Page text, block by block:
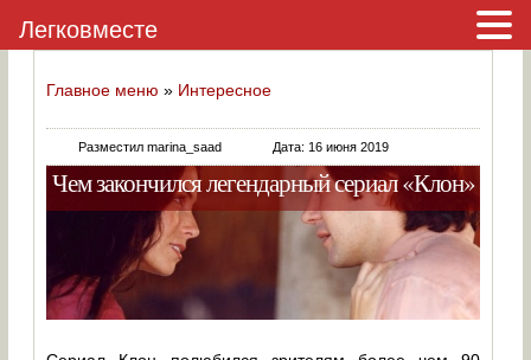
Главное меню » Интересное
Разместил marina_saad Дата: 16 июня 2019
Чем закончился легендарный сериал «Клон»
Легковместе